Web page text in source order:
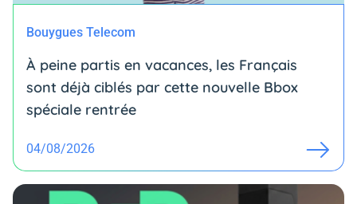
Bouygues Telecom
À peine partis en vacances, les Français
sont déjà ciblés par cette nouvelle Bbox
spéciale rentrée
04/08/2026